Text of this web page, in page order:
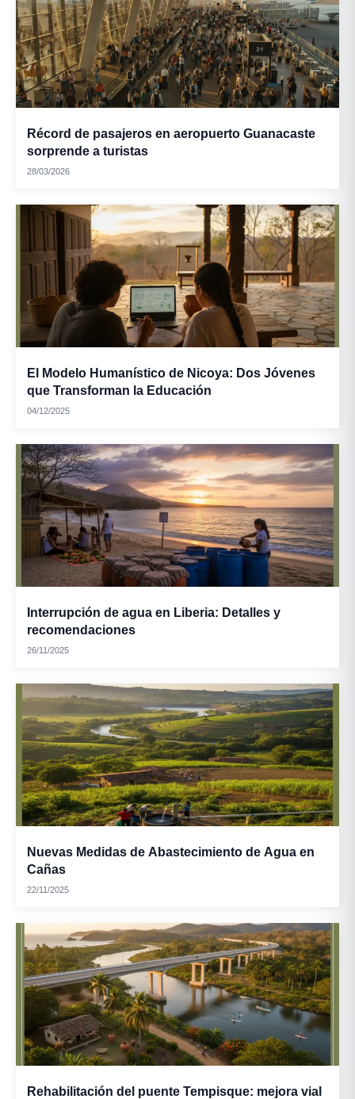
Récord de pasajeros en aeropuerto Guanacaste
sorprende a turistas
28/03/2026
El Modelo Humanístico de Nicoya: Dos Jóvenes
que Transforman la Educación
04/12/2025
Interrupción de agua en Liberia: Detalles y
recomendaciones
26/11/2025
Nuevas Medidas de Abastecimiento de Agua en
Cañas
22/11/2025
Rehabilitación del puente Tempisque: mejora vial